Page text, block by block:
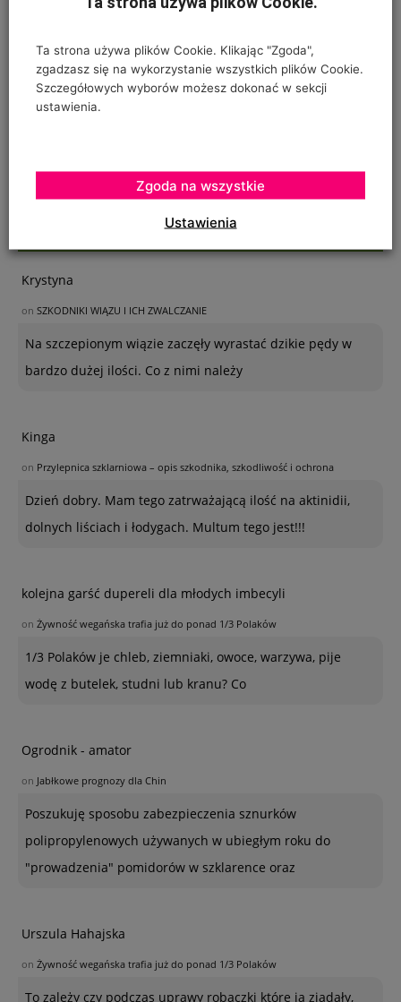
Krystyna
on SZKODNIKI WIĄZU I ICH ZWALCZANIE
Na szczepionym wiązie zaczęły wyrastać dzikie pędy w
bardzo dużej ilości. Co z nimi należy
Kinga
on Przylepnica szklarniowa – opis szkodnika, szkodliwość i ochrona
Dzień dobry. Mam tego zatrważającą ilość na aktinidii,
dolnych liściach i łodygach. Multum tego jest!!!
kolejna garść dupereli dla młodych imbecyli
on Żywność wegańska trafia już do ponad 1/3 Polaków
1/3 Polaków je chleb, ziemniaki, owoce, warzywa, pije
wodę z butelek, studni lub kranu? Co
Ogrodnik - amator
on Jabłkowe prognozy dla Chin
Poszukuję sposobu zabezpieczenia sznurków
polipropylenowych używanych w ubiegłym roku do
"prowadzenia" pomidorów w szklarence oraz
Urszula Hahajska
on Żywność wegańska trafia już do ponad 1/3 Polaków
To zależy czy podczas uprawy robaczki które ją zjadały,
Ta strona używa plików Cookie. Klikając "Zgoda",
zgadzasz się na wykorzystanie wszystkich plików Cookie.
Szczegółowych wyborów możesz dokonać w sekcji
ustawienia.
Ustawienia
Zgoda na wszystkie